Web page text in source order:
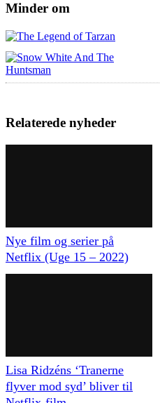
Minder om
Relaterede nyheder
Nye film og serier på
Netflix (Uge 15 – 2022)
Lisa Ridzéns ‘Tranerne
flyver mod syd’ bliver til